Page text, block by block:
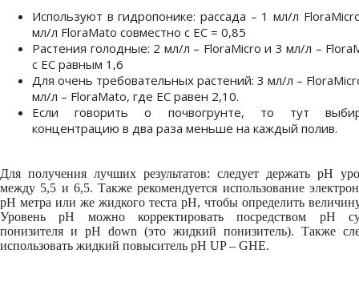
Используют в гидропонике: рассада – 1 мл/л
мл/л FloraMato совместно с EC = 0,85
Растения голодные: 2 мл/л – FloraMicro и 3 мл/л –
с EC равным 1,6
Для очень требовательных растений: 3 мл/л –
мл/л – FloraMato, где EC равен 2,10.
Если говорить о почвогрунте, то тут
концентрацию в два раза меньше на каждый полив.
Для получения лучших результатов: следует держать pH
между 5,5 и 6,5. Также рекомендуется использование
pH метра или же жидкого теста pH, чтобы определить
Уровень pH можно корректировать посредством pH
понизителя и рН down (это жидкий понизитель). Также
использовать жидкий повыситель pH UP – GHE.